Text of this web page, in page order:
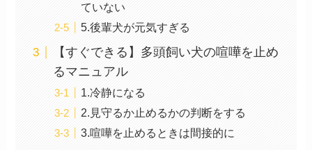
ていない
5.後輩犬が元気すぎる
【すぐできる】多頭飼い犬の喧嘩を止め
るマニュアル
1.冷静になる
2.見守るか止めるかの判断をする
3.喧嘩を止めるときは間接的に